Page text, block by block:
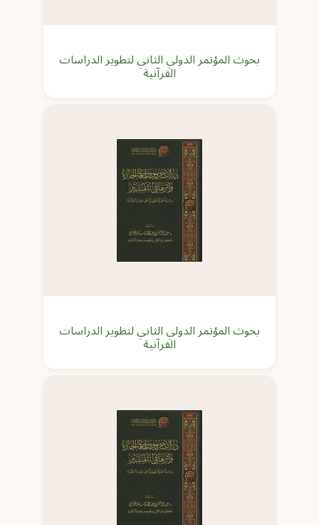
بحوث المؤتمر الدولي الثاني لتطوير الدراسات
القرآنية
بحوث المؤتمر الدولي الثاني لتطوير الدراسات
القرآنية